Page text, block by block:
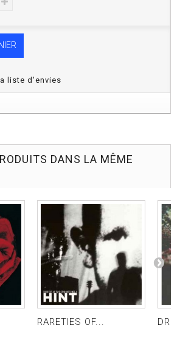
liste d'envies
DANS LA MÊME
RARETIES OF...